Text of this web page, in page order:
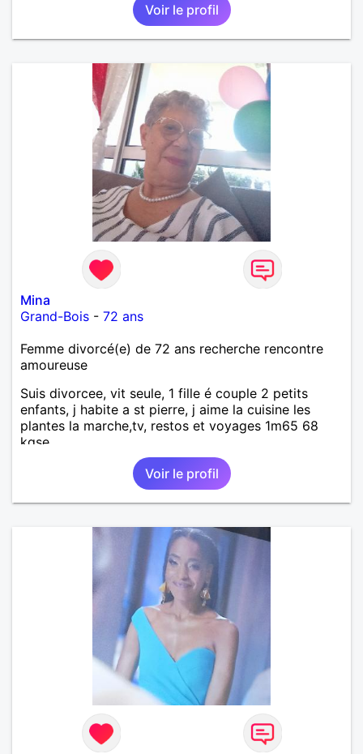
Voir le profil
Mina
Grand-Bois - 72 ans
Femme divorcé(e) de 72 ans recherche rencontre
amoureuse
Suis divorcee, vit seule, 1 fille é couple 2 petits
enfants, j habite a st pierre, j aime la cuisine les
plantes la marche,tv, restos et voyages 1m65 68
kgse
Voir le profil